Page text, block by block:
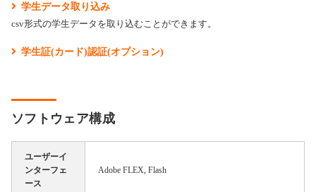
学生データ取り込み
csv形式の学生データを取り込むことができます。
学生証(カード)認証(オプション)
ソフトウェア構成
ユーザーイ
ンターフェ
ース
Adobe FLEX, Flash